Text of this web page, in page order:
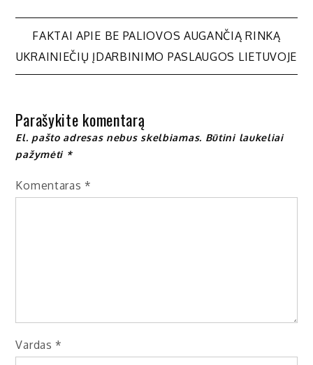
Navigacija
tarp
įrašų
FAKTAI APIE BE PALIOVOS AUGANČIĄ RINKĄ
UKRAINIEČIŲ ĮDARBINIMO PASLAUGOS LIETUVOJE
Parašykite komentarą
El. pašto adresas nebus skelbiamas. Būtini laukeliai
pažymėti *
Komentaras *
Vardas *